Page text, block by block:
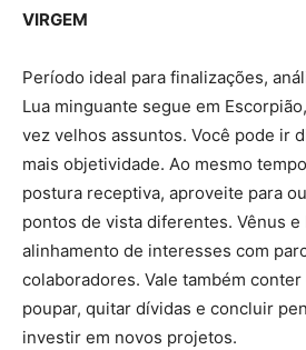
VIRGEM
Período ideal para finalizações,
Lua minguante segue em
vez velhos assuntos. Você pode ir
mais objetividade. Ao mesmo
postura receptiva, aproveite para
pontos de vista diferentes. Vênus
alinhamento de interesses com
colaboradores. Vale também
poupar, quitar dívidas e concluir
investir em novos projetos.